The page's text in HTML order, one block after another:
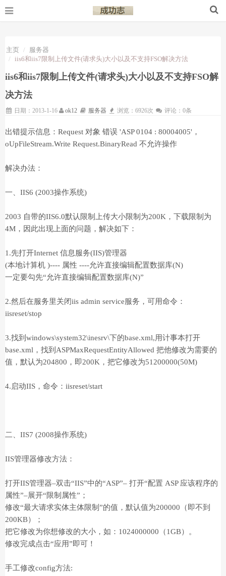
主页
服务器
iis6和iis7限制上传文件(请求头)大小以及不支持FSO解决方法
iis6和iis7限制上传文件(请求头)大小以及不支持FSO解
决方法
日期：2013-1-16 ok12 服务器 浏览：6926次 评论：0条
出错提示信息：Request 对象 错误 'ASP 0104 : 80004005'，
oUpFileStream.Write Request.BinaryRead 不允许操作
解决办法：
一、IIS6 (2003操作系统)
2003 自带的IIS6.0默认限制上传大小限制为200K，下载限制为
4M，因此出现上面的问题，解决如下：
1.先打开Internet 信息服务(IIS)管理器
(本地计算机 )---- 属性 ----允许直接编辑配置数据库(N)
一定要勾先“允许直接编辑配置数据库(N)”
2.然后在服务里关闭iis admin service服务，可用命令：
iisreset/stop
3.找到windows\system32\inesrv\下的base.xml,用计事本打开
base.xml，找到ASPMaxRequestEntityAllowed 把他修改为需要的
值，默认为204800，即200K，把它修改为51200000(50M)
4.启动IIS，命令：iisreset/start
二、IIS7 (2008操作系统)
IIS管理器修改方法：
打开IIS管理器–双击“IIS”中的“ASP”– 打开“配置 ASP 应该程序的
属性”–展开“限制属性”；
修改“最大请求实体主体限制”的值，默认值为200000（即不到
200KB）；
把它修改为你想修改的大小，如：1024000000（1GB）。
修改完成点击“应用”即可！
手工修改config方法: